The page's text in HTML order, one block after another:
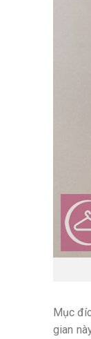
Mục
gian